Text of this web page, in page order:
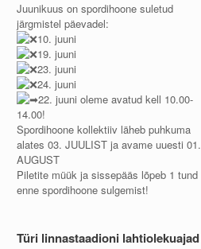
Juunikuus on spordihoone suletud
järgmistel päevadel:
10. juuni
19. juuni
23. juuni
24. juuni
22. juuni oleme avatud kell 10.00-
14.00!
Spordihoone kollektiiv läheb puhkuma
alates 03. JUULIST ja avame uuesti 01.
AUGUST
Piletite müük ja sissepääs lõpeb 1 tund
enne spordihoone sulgemist!
Türi linnastaadioni lahtiolekuajad